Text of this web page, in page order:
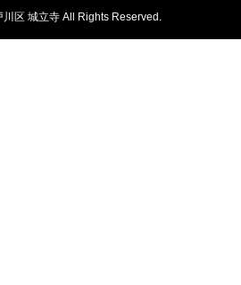
区 城立寺 All Rights Reserved.